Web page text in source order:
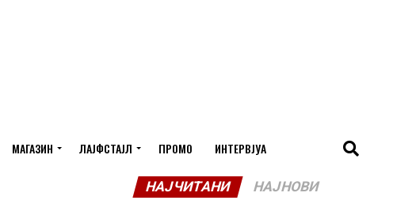
МАГАЗИН ЛАЈФСТАЈЛ ПРОМО ИНТЕРВЈУА
НАЈЧИТАНИ НАЈНОВИ